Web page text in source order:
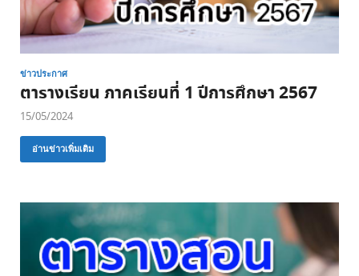
ข่าวประกาศ
ตารางเรียน ภาคเรียนที่ 1 ปีการศึกษา 2567
15/05/2024
อ่านข่าวเพิ่มเติม